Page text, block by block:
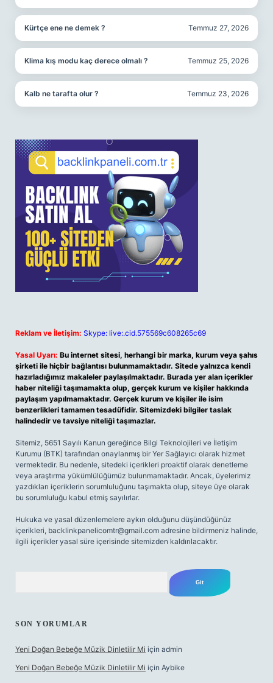
Kürtçe ene ne demek ? Temmuz 27, 2026
Klima kış modu kaç derece olmalı ? Temmuz 25, 2026
Kalb ne tarafta olur ? Temmuz 23, 2026
Reklam ve İletişim: Skype: live:.cid.575569c608265c69
Yasal Uyarı: Bu internet sitesi, herhangi bir marka, kurum veya şahıs
şirketi ile hiçbir bağlantısı bulunmamaktadır. Sitede yalnızca kendi
hazırladığımız makaleler paylaşılmaktadır. Burada yer alan içerikler
haber niteliği taşımamakta olup, gerçek kurum ve kişiler hakkında
paylaşım yapılmamaktadır. Gerçek kurum ve kişiler ile isim
benzerlikleri tamamen tesadüfidir. Sitemizdeki bilgiler taslak
halindedir ve tavsiye niteliği taşımazlar.
Sitemiz, 5651 Sayılı Kanun gereğince Bilgi Teknolojileri ve İletişim
Kurumu (BTK) tarafından onaylanmış bir Yer Sağlayıcı olarak hizmet
vermektedir. Bu nedenle, sitedeki içerikleri proaktif olarak denetleme
veya araştırma yükümlülüğümüz bulunmamaktadır. Ancak, üyelerimiz
yazdıkları içeriklerin sorumluluğunu taşımakta olup, siteye üye olarak
bu sorumluluğu kabul etmiş sayılırlar.
Hukuka ve yasal düzenlemelere aykırı olduğunu düşündüğünüz
içerikleri, backlinkpanelicomtr@gmail.com adresine bildirmeniz halinde,
ilgili içerikler yasal süre içerisinde sitemizden kaldırılacaktır.
SON YORUMLAR
Yeni Doğan Bebeğe Müzik Dinletilir Mi için admin
Yeni Doğan Bebeğe Müzik Dinletilir Mi için Aybike